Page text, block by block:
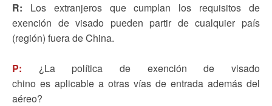
R: Los extranjeros que cumplan los requisitos de
exención de visado pueden partir de cualquier país
(región) fuera de China.
P: ¿La política de exención de visado
chino es aplicable a otras vías de entrada además del
aéreo?